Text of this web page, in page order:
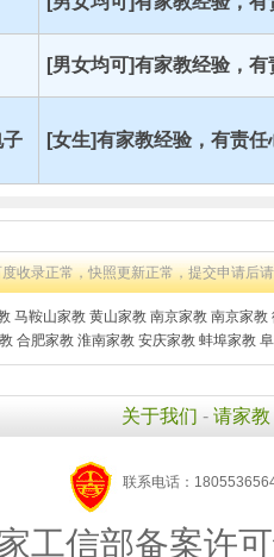
[男女均可]有家教经验，
[女生]有家教经验，有责任
收录正常，快照更新正常，提交申请后
马鞍山家教 黄山家教 南京家教 南京家教
合肥家教 淮南家教 安庆家教 蚌埠家教
关于我们 - 请家教
联系电话：
工信部备案许